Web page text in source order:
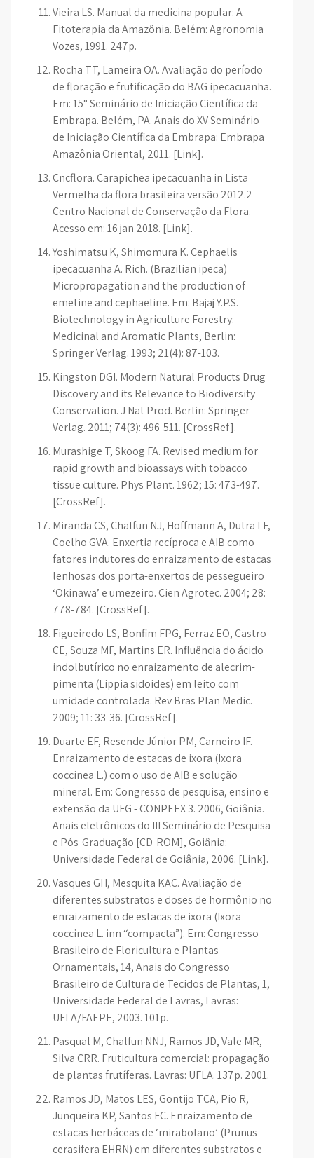
Vieira LS. Manual da medicina popular: A
Fitoterapia da Amazônia. Belém: Agronomia
Vozes, 1991. 247p.
Rocha TT, Lameira OA. Avaliação do período
de floração e frutificação do BAG ipecacuanha.
Em: 15° Seminário de Iniciação Científica da
Embrapa. Belém, PA. Anais do XV Seminário
de Iniciação Científica da Embrapa: Embrapa
Amazônia Oriental, 2011. [Link].
Cncflora. Carapichea ipecacuanha in Lista
Vermelha da flora brasileira versão 2012.2
Centro Nacional de Conservação da Flora.
Acesso em: 16 jan 2018. [Link].
Yoshimatsu K, Shimomura K. Cephaelis
ipecacuanha A. Rich. (Brazilian ipeca)
Micropropagation and the production of
emetine and cephaeline. Em: Bajaj Y.P.S.
Biotechnology in Agriculture Forestry:
Medicinal and Aromatic Plants, Berlin:
Springer Verlag. 1993; 21(4): 87-103.
Kingston DGI. Modern Natural Products Drug
Discovery and its Relevance to Biodiversity
Conservation. J Nat Prod. Berlin: Springer
Verlag. 2011; 74(3): 496-511. [CrossRef].
Murashige T, Skoog FA. Revised medium for
rapid growth and bioassays with tobacco
tissue culture. Phys Plant. 1962; 15: 473-497.
[CrossRef].
Miranda CS, Chalfun NJ, Hoffmann A, Dutra LF,
Coelho GVA. Enxertia recíproca e AIB como
fatores indutores do enraizamento de estacas
lenhosas dos porta-enxertos de pessegueiro
‘Okinawa’ e umezeiro. Cien Agrotec. 2004; 28:
778-784. [CrossRef].
Figueiredo LS, Bonfim FPG, Ferraz EO, Castro
CE, Souza MF, Martins ER. Influência do ácido
indolbutírico no enraizamento de alecrim-
pimenta (Lippia sidoides) em leito com
umidade controlada. Rev Bras Plan Medic.
2009; 11: 33-36. [CrossRef].
Duarte EF, Resende Júnior PM, Carneiro IF.
Enraizamento de estacas de ixora (Ixora
coccinea L.) com o uso de AIB e solução
mineral. Em: Congresso de pesquisa, ensino e
extensão da UFG - CONPEEX 3. 2006, Goiânia.
Anais eletrônicos do III Seminário de Pesquisa
e Pós-Graduação [CD-ROM], Goiânia:
Universidade Federal de Goiânia, 2006. [Link].
Vasques GH, Mesquita KAC. Avaliação de
diferentes substratos e doses de hormônio no
enraizamento de estacas de ixora (Ixora
coccinea L. inn “compacta”). Em: Congresso
Brasileiro de Floricultura e Plantas
Ornamentais, 14, Anais do Congresso
Brasileiro de Cultura de Tecidos de Plantas, 1,
Universidade Federal de Lavras, Lavras:
UFLA/FAEPE, 2003. 101p.
Pasqual M, Chalfun NNJ, Ramos JD, Vale MR,
Silva CRR. Fruticultura comercial: propagação
de plantas frutíferas. Lavras: UFLA. 137p. 2001.
Ramos JD, Matos LES, Gontijo TCA, Pio R,
Junqueira KP, Santos FC. Enraizamento de
estacas herbáceas de ‘mirabolano’ (Prunus
cerasifera EHRN) em diferentes substratos e